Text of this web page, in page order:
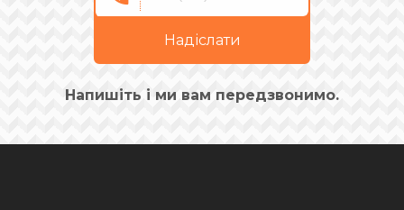
Надіслати
Напишіть і ми вам передзвонимо.